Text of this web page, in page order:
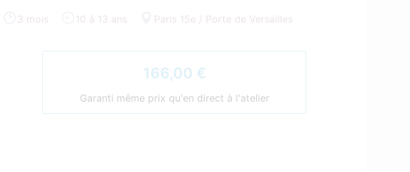
3 mois 10 à 13 ans Paris 15e / Porte de Versailles
166,00 €
Garanti même prix qu'en direct à l'atelier